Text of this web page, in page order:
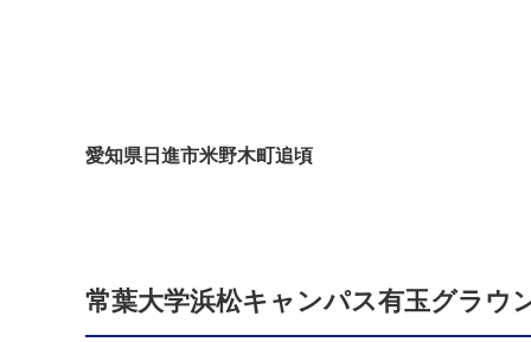
愛知県日進市米野木町追頃
常葉大学浜松キャンパス有玉グラウ